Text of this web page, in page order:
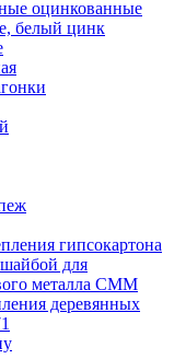
оцинкованные
белый цинк
гипсокартона
для
металла СММ
деревянных